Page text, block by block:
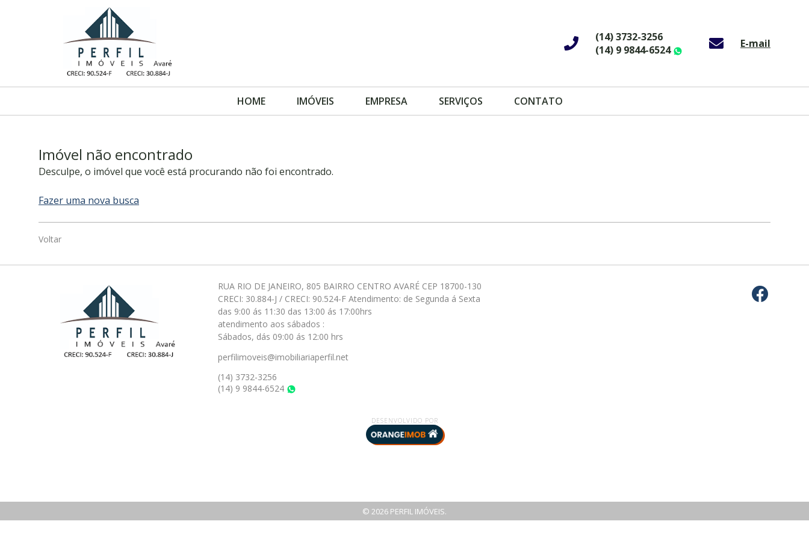
(14) 3732-3256
(14) 9 9844-6524
WhatsApp
E-mail
HOME IMÓVEIS EMPRESA SERVIÇOS CONTATO
Imóvel não encontrado
Desculpe, o imóvel que você está procurando não foi encontrado.
Fazer uma nova busca
Voltar
RUA RIO DE JANEIRO, 805 BAIRRO CENTRO AVARÉ CEP 18700-130
CRECI: 30.884-J / CRECI: 90.524-F Atendimento: de Segunda á Sexta
das 9:00 ás 11:30 das 13:00 ás 17:00hrs
atendimento aos sábados :
Sábados, dás 09:00 ás 12:00 hrs
perfilimoveis@imobiliariaperfil.net
(14) 3732-3256
(14) 9 9844-6524
DESENVOLVIDO POR
© 2026 PERFIL IMÓVEIS.